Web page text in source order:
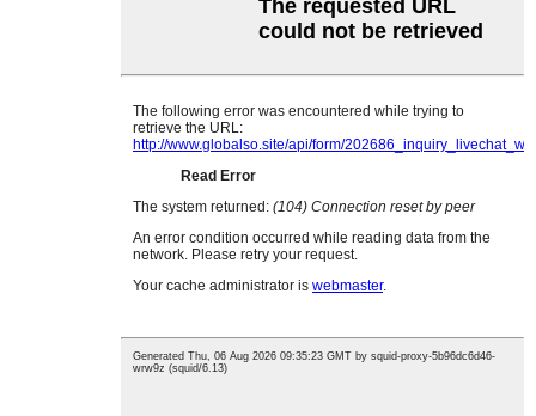
Swahili
Tajik
Telugu
Ukrainian
Urdu
Welsh
Xhosa
Yiddish
Tatar
Oriya